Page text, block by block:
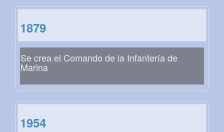
1879
Se crea el Comando de la Infantería de
Marina
1954